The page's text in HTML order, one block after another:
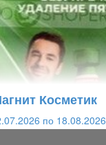
Косметик
по 18.08.2026